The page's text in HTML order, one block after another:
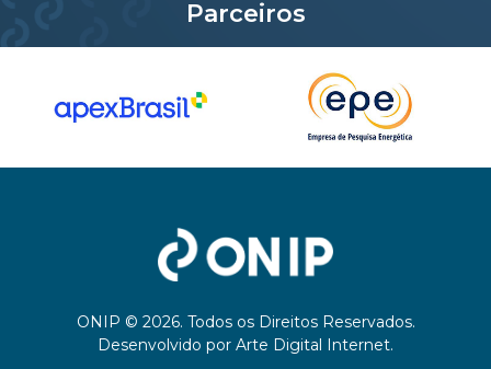
Parceiros
ONIP © 2026. Todos os Direitos Reservados.
Desenvolvido por Arte Digital Internet.